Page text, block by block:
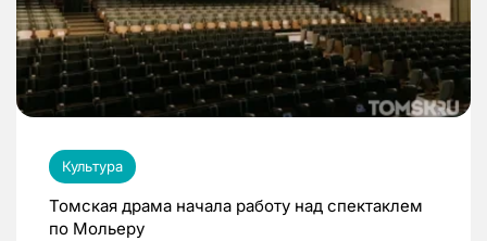
Культура
Томская драма начала работу над спектаклем
по Мольеру